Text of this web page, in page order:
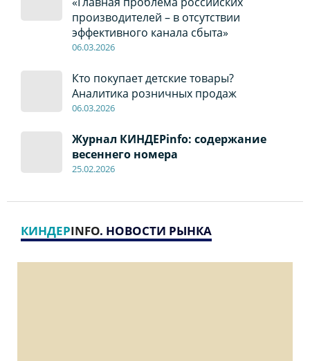
производителей – в отсутствии
эффективного канала сбыта»
06.03.2026
Кто покупает детские товары?
Аналитика розничных продаж
06.03.2026
Журнал КИНДЕРinfo: содержание
весеннего номера
25.02.2026
КИНДЕРINFO. НОВОСТИ РЫНКА